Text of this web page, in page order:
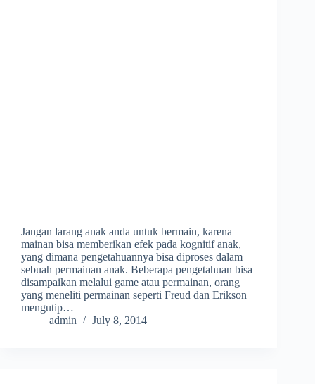
Jangan larang anak anda untuk bermain, karena
mainan bisa memberikan efek pada kognitif anak,
yang dimana pengetahuannya bisa diproses dalam
sebuah permainan anak. Beberapa pengetahuan bisa
disampaikan melalui game atau permainan, orang
yang meneliti permainan seperti Freud dan Erikson
mengutip…
admin
July 8, 2014